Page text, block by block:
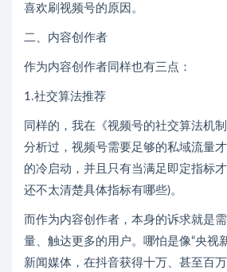
喜欢刷视频号的原因。
二、内容创作者
作为内容创作者同样也有三点：
1.社交算法推荐
同样的，我在《视频号的社交算法机
分析过，视频号需要足够的私域流量
的冷启动，并且只有当满足即定指标
还不太清楚具体指标有哪些)。
而作为内容创作者，本身的诉求就是
量、触达更多的用户。哪怕是像“央视
新闻媒体，在抖音获得十万、甚至百